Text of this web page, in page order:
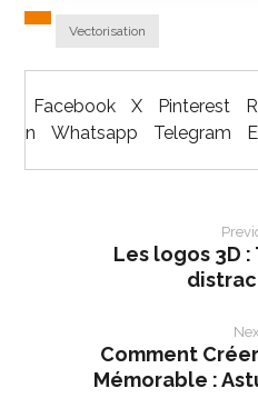
Vectorisation
Facebook X Pinterest
n
Whatsapp Telegram
Les logos 3D
Comment
Mémorable :